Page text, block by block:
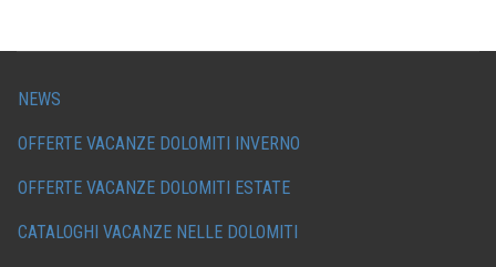
NEWS
OFFERTE VACANZE DOLOMITI INVERNO
OFFERTE VACANZE DOLOMITI ESTATE
CATALOGHI VACANZE NELLE DOLOMITI